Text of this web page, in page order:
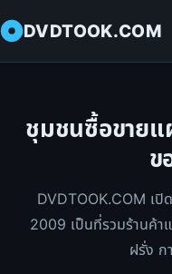
DVDTOOK.COM
ชุมชนซื้อขายแ
ข
DVDTOOK.COM เ
2009 เป็นที่รวมร้านค้
ฝรั่ง ก